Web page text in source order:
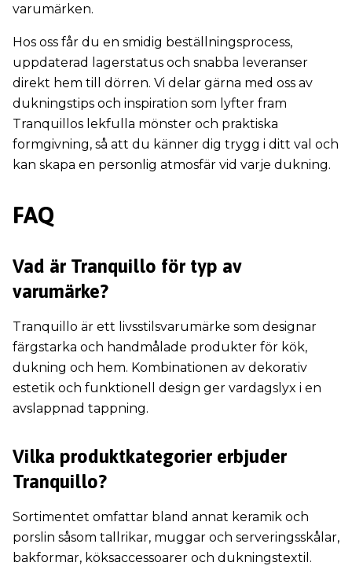
varumärken.
Hos oss får du en smidig beställningsprocess,
uppdaterad lagerstatus och snabba leveranser
direkt hem till dörren. Vi delar gärna med oss av
dukningstips och inspiration som lyfter fram
Tranquillos lekfulla mönster och praktiska
formgivning, så att du känner dig trygg i ditt val och
kan skapa en personlig atmosfär vid varje dukning.
FAQ
Vad är Tranquillo för typ av
varumärke?
Tranquillo är ett livsstilsvarumärke som designar
färgstarka och handmålade produkter för kök,
dukning och hem. Kombinationen av dekorativ
estetik och funktionell design ger vardagslyx i en
avslappnad tappning.
Vilka produktkategorier erbjuder
Tranquillo?
Sortimentet omfattar bland annat keramik och
porslin såsom tallrikar, muggar och serveringsskålar,
bakformar, köksaccessoarer och dukningstextil.